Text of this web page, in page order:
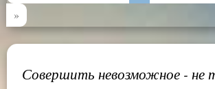
»
Совершить невозможное - не